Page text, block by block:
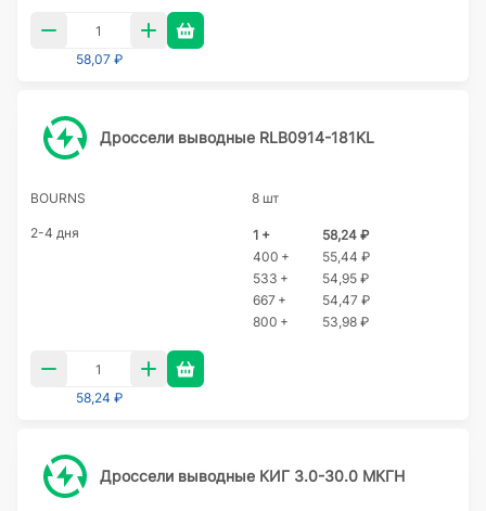
58,07 ₽
Дроссели выводные RLB0914-181KL
BOURNS 8 шт
2-4 дня 1 +
58,24 ₽
400 +
55,44 ₽
533 +
54,95 ₽
667 +
54,47 ₽
800 +
53,98 ₽
58,24 ₽
Дроссели выводные КИГ 3.0-30.0 МКГН